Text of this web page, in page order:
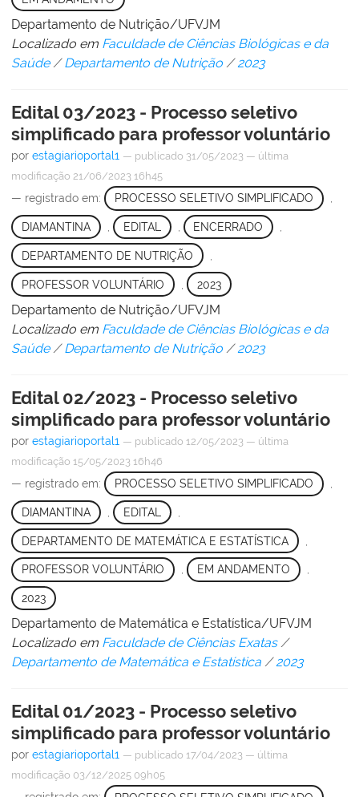
Departamento de Nutrição/UFVJM
Localizado em Faculdade de Ciências Biológicas e da
Saúde /Departamento de Nutrição /2023
Edital 03/2023 - Processo seletivo
simplificado para professor voluntário
por estagiarioportal1 — publicado 31/05/2023 — última
modificação 21/06/2023 16h45
— registrado em: PROCESSO SELETIVO SIMPLIFICADO ,
DIAMANTINA EDITAL ENCERRADO
DEPARTAMENTO DE NUTRIÇÃO
PROFESSOR VOLUNTÁRIO 2023
Departamento de Nutrição/UFVJM
Localizado em Faculdade de Ciências Biológicas e da
Saúde /Departamento de Nutrição /2023
Edital 02/2023 - Processo seletivo
simplificado para professor voluntário
por estagiarioportal1 — publicado 12/05/2023 — última
modificação 15/05/2023 16h46
— registrado em: PROCESSO SELETIVO SIMPLIFICADO ,
DIAMANTINA EDITAL
DEPARTAMENTO DE MATEMÁTICA E ESTATÍSTICA
PROFESSOR VOLUNTÁRIO , EM ANDAMENTO ,
2023
Departamento de Matemática e Estatística/UFVJM
Localizado em Faculdade de Ciências Exatas /
Departamento de Matemática e Estatística /2023
Edital 01/2023 - Processo seletivo
simplificado para professor voluntário
por estagiarioportal1 — publicado 17/04/2023 — última
modificação 03/12/2025 09h05